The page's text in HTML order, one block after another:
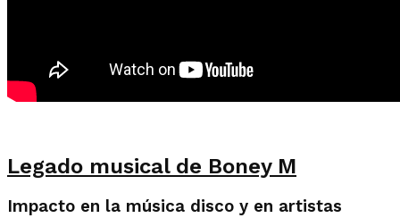
Legado musical de Boney M
Impacto en la música disco y en artistas